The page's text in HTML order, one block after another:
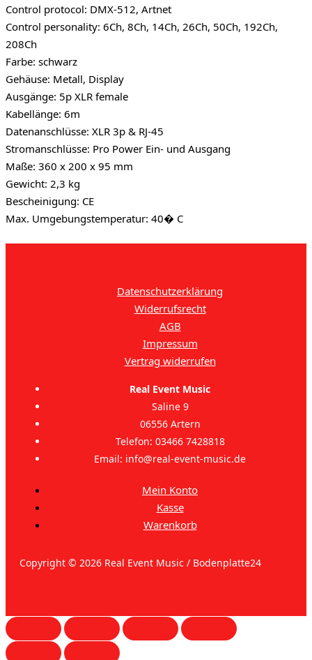
Control protocol: DMX-512, Artnet
Control personality: 6Ch, 8Ch, 14Ch, 26Ch, 50Ch, 192Ch,
208Ch
Farbe: schwarz
Gehäuse: Metall, Display
Ausgänge: 5p XLR female
Kabellänge: 6m
Datenanschlüsse: XLR 3p & RJ-45
Stromanschlüsse: Pro Power Ein- und Ausgang
Maße: 360 x 200 x 95 mm
Gewicht: 2,3 kg
Bescheinigung: CE
Max. Umgebungstemperatur: 40� C
Datenschutzerklärung
Widerrufsrecht
AGB
Impressum
Vertrag widerrufen
Real Event Music
Saline 9
06556 Artern
Telefon: 03466 7428818
Email: info@real-event-music.de
Mein Konto
Kasse
Warenkorb
Copyright © 2026 Real Event Music / Bodenplatte24